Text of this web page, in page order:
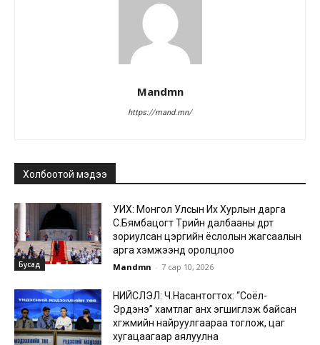
Mandmn
https://mand.mn/
Холбоотой мэдээ
Бусад
УИХ: Монгол Улсын Их Хурлын дарга
С.Бямбацогт Төрийн далбааны өдөрт
зориулсан цэргийн ёслолын жагсаалын
арга хэмжээнд оролцлоо
Mandmn - 7 сар 10, 2026
НИЙСЛЭЛ: Ч.Насантогтох: “Соёл-
Эрдэнэ” хамтлаг анх эгшиглэж байсан
хөгжмийн найруулгаараа тоглож, цаг
хугацаагаар аялуулна